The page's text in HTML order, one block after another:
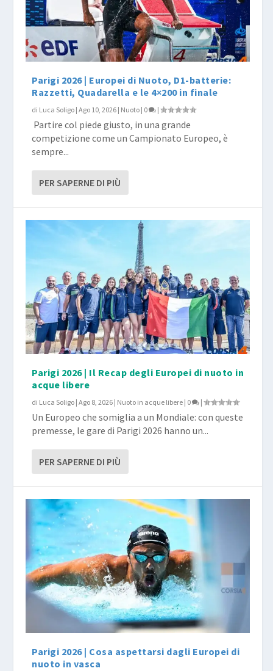
Parigi 2026 | Europei di Nuoto, D1-batterie:
Razzetti, Quadarella e le 4×200 in finale
di Luca Soligo |Ago 10, 2026 | Nuoto | 0 |
​ Partire col piede giusto, in una grande
competizione come un Campionato Europeo, è
sempre...
PER SAPERNE DI PIÙ
Parigi 2026 | Il Recap degli Europei di nuoto in
acque libere
di Luca Soligo |Ago 8, 2026 | Nuoto in acque libere | 0 |
Un Europeo che somiglia a un Mondiale: con queste
premesse, le gare di Parigi 2026 hanno un...
PER SAPERNE DI PIÙ
Parigi 2026 | Cosa aspettarsi dagli Europei di
nuoto in vasca